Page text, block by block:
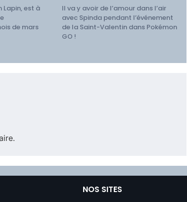
Lapin, est à
de mars
Il va y avoir de l’amour dans l’air
avec Spinda pendant l’événement
de la Saint-Valentin dans Pokémon
GO !
NOS SITES